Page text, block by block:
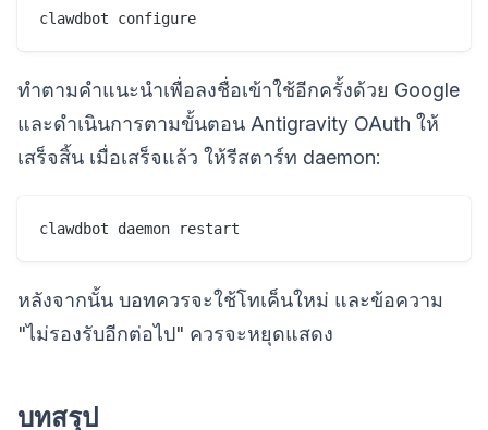
clawdbot configure
ทำตามคำแนะนำเพื่อลงชื่อเข้าใช้อีกครั้งด้วย Google
และดำเนินการตามขั้นตอน Antigravity OAuth ให้
เสร็จสิ้น เมื่อเสร็จแล้ว ให้รีสตาร์ท daemon:
clawdbot daemon restart
หลังจากนั้น บอทควรจะใช้โทเค็นใหม่ และข้อความ
"ไม่รองรับอีกต่อไป" ควรจะหยุดแสดง
บทสรุป